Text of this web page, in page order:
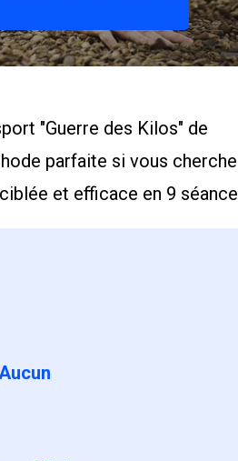
"Guerre des Kilos" de
parfaite si vous
et efficace en 9